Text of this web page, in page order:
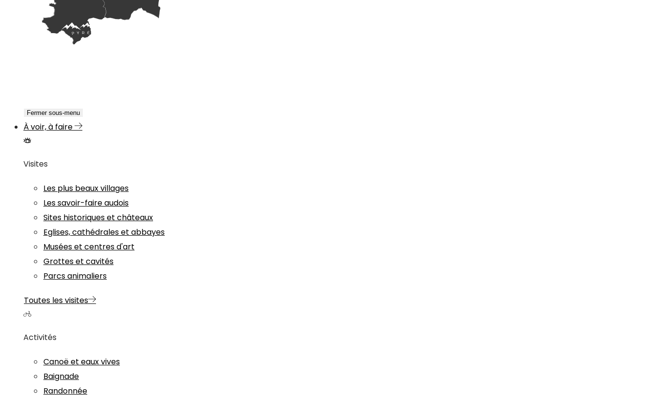
Fermer sous-menu
À voir, à faire
Visites
Les plus beaux villages
Les savoir-faire audois
Sites historiques et châteaux
Eglises, cathédrales et abbayes
Musées et centres d'art
Grottes et cavités
Parcs animaliers
Toutes les visites
Activités
Canoë et eaux vives
Baignade
Randonnée